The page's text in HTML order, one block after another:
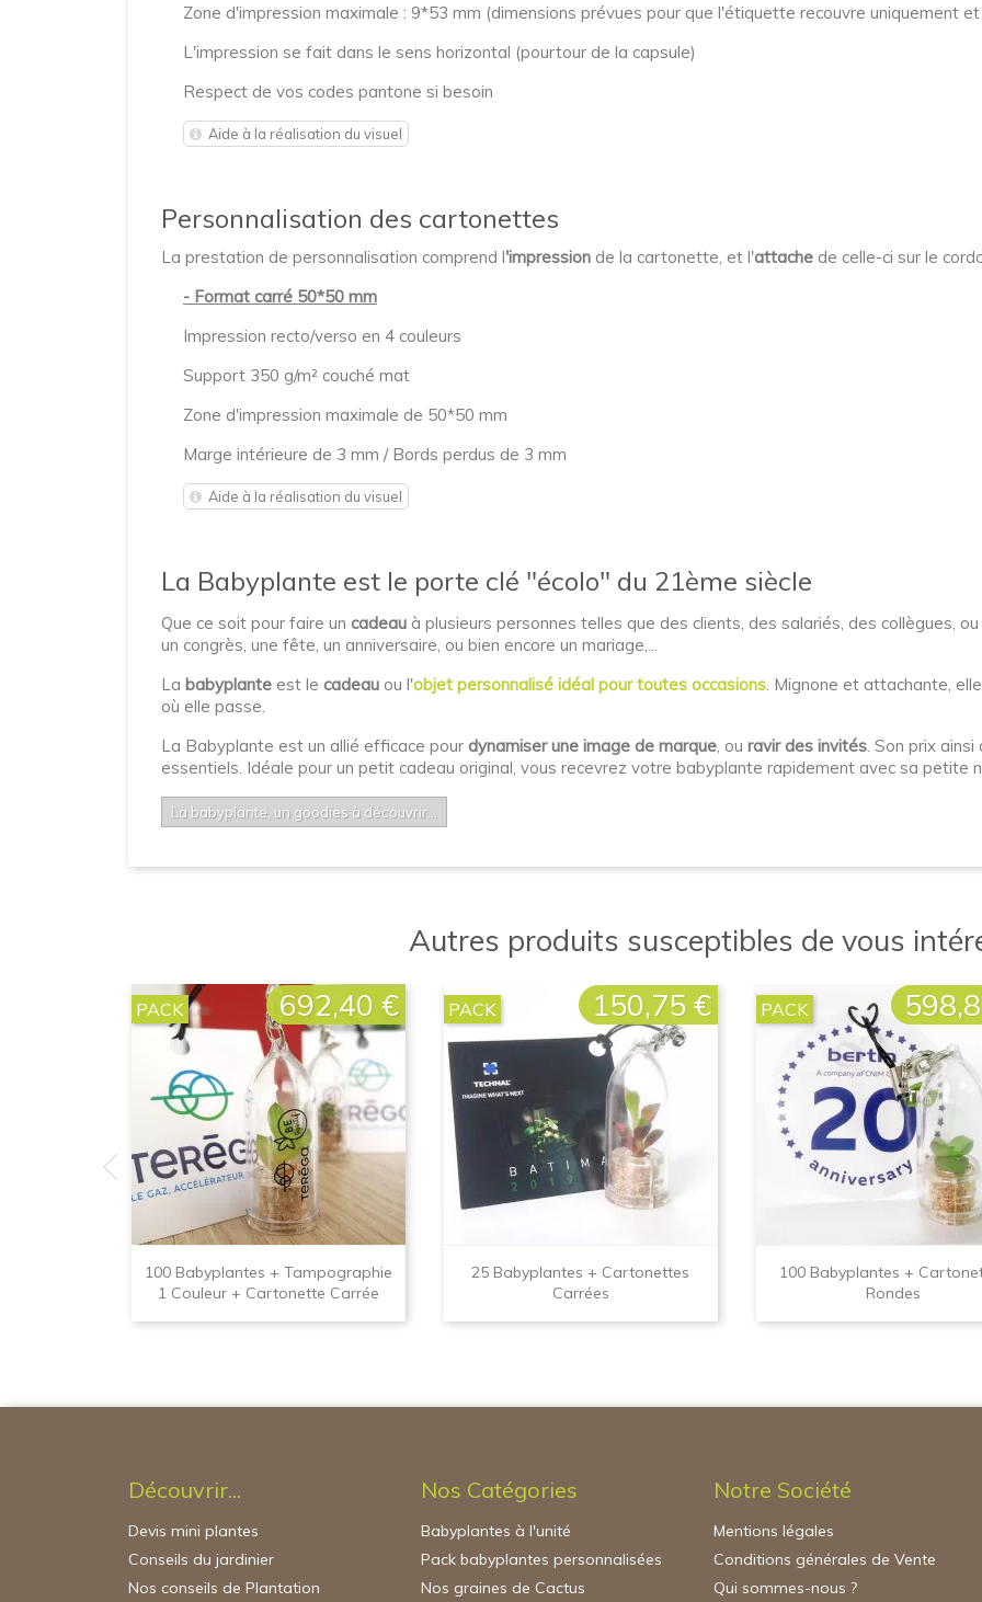
Zone d'impression maximale : 9*53 mm (dimensions prévues pour que l'étiquette recouvre uniquement
L'impression se fait dans le sens horizontal (pourtour de la capsule)
Respect de vos codes pantone si besoin
Aide à la réalisation du visuel
Personnalisation des cartonettes
La prestation de personnalisation comprend l'impression de la cartonette, et l'attache de celle-ci sur le
- Format carré 50*50 mm
Impression recto/verso en 4 couleurs
Support 350 g/m² couché mat
Zone d'impression maximale de 50*50 mm
Marge intérieure de 3 mm / Bords perdus de 3 mm
Aide à la réalisation du visuel
La Babyplante est le porte clé "écolo" du 21ème siècle
Que ce soit pour faire un cadeau à plusieurs personnes telles que des clients, des salariés, des collègues,
un congrès, une fête, un anniversaire, ou bien encore un mariage,...
La babyplante est le cadeau ou l'objet personnalisé idéal pour toutes occasions . Mignone et attachante,
où elle passe.
La Babyplante est un allié efficace pour dynamiser une image de marque , ou ravir des invités . Son prix
essentiels. Idéale pour un petit cadeau original, vous recevrez votre babyplante rapidement avec sa petite
La babyplante, un goodies à découvrir...
Autres produits susceptibles de vous
100 Babyplantes + Tampographie
1 Couleur + Cartonette Carrée
Prix
692,40 €
PACK
25 Babyplantes + Cartonettes
Carrées
Prix
150,75 €
PACK
100 Babyplantes +
Rondes
Prix
PACK
Découvrir...
Devis mini plantes
Conseils du jardinier
Nos conseils de Plantation
Nos Catégories
Babyplantes à l'unité
Pack babyplantes personnalisées
Nos graines de Cactus
Notre Société
Mentions légales
Conditions générales de Vente
Qui sommes-nous ?